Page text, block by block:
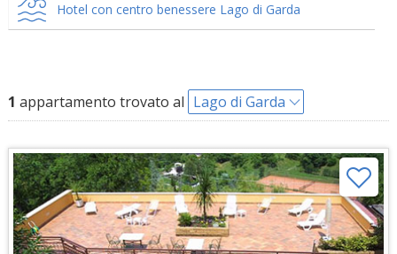
Hotel con centro benessere Lago di Garda
1 appartamento trovato al Lago di Garda